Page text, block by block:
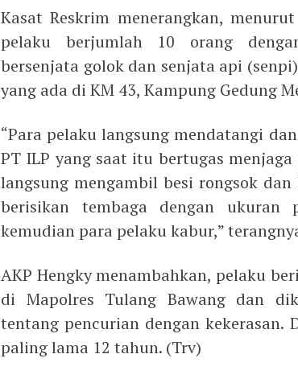
Kasat Reskrim menerangkan,
pelaku berjumlah 10 orang
bersenjata golok dan senjata api
yang ada di KM 43, Kampung Gedung
“Para pelaku langsung mendatangi
PT ILP yang saat itu bertugas
langsung mengambil besi rongsok
berisikan tembaga dengan
kemudian para pelaku kabur,”
AKP Hengky menambahkan, pelaku
di Mapolres Tulang Bawang dan
tentang pencurian dengan kekerasan.
paling lama 12 tahun. (Trv)